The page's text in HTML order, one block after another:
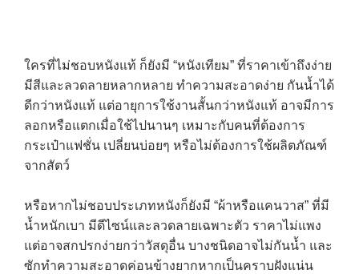
ใครที่ไม่ชอบหนังแท้ ก็ยังมี “หนังเทียม” ที่ราคาเข้าถึงง่าย
มีสีและลวดลายหลากหลาย ทำความสะอาดง่าย กันน้ำได้
ดีกว่าหนังแท้ แต่อายุการใช้งานสั้นกว่าหนังแท้ อาจมีการ
ลอกหรือแตกเมื่อใช้ไปนานๆ เหมาะกับคนที่ต้องการ
กระเป๋าแฟชั่น เปลี่ยนบ่อยๆ หรือไม่ต้องการใช้ผลิตภัณฑ์
จากสัตว์
หรือหากไม่ชอบประเภทหนังก็ยังมี “ผ้าหรือแคนวาส” ที่มี
น้ำหนักเบา มีดีไซน์และลวดลายเฉพาะตัว ราคาไม่แพง
แต่อาจสกปรกง่ายกว่าวัสดุอื่น บางชนิดอาจไม่กันน้ำ และ
ซักทำความสะอาดค่อนข้างยากหากเป็นคราบฝังแน่น